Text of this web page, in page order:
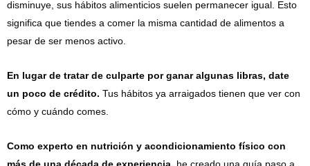
disminuye, sus hábitos alimenticios suelen permanecer igual. Esto
significa que tiendes a comer la misma cantidad de alimentos a
pesar de ser menos activo.
En lugar de tratar de culparte por ganar algunas libras, date
un poco de crédito. Tus hábitos ya arraigados tienen que ver con
cómo y cuándo comes.
Como experto en nutrición y acondicionamiento físico con